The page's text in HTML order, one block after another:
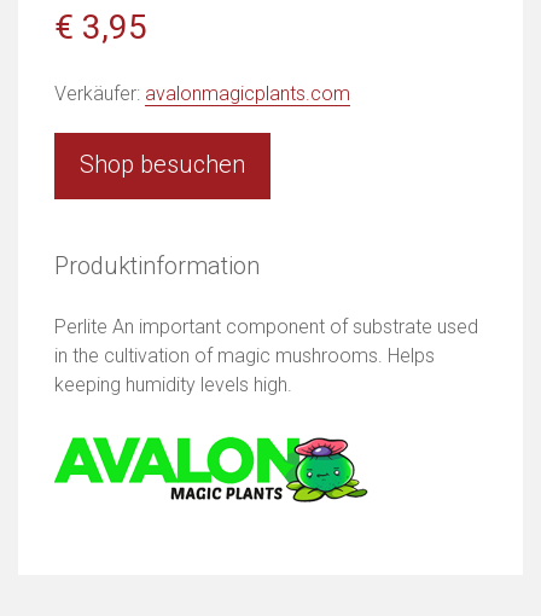
€ 3,95
Verkäufer: avalonmagicplants.com
Shop besuchen
Produktinformation
Perlite An important component of substrate used
in the cultivation of magic mushrooms. Helps
keeping humidity levels high.